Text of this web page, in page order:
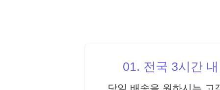
01. 전국 3시간
당일 배송을 원하시는 고